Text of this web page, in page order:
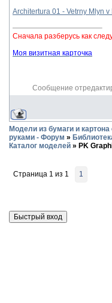
Architertura 01 - Vetrny Mlyn
Сначала разберусь как
Моя визитная карточка
Сообщение
Модели из бумаги и
руками - Форум »
Каталог моделей » PK
Страница 1 из 1 1